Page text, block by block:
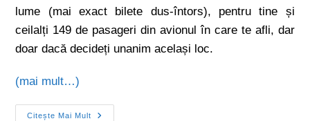
lume (mai exact bilete dus-întors), pentru tine și
ceilalți 149 de pasageri din avionul în care te afli, dar
doar dacă decideți unanim același loc.
(mai mult…)
Citește Mai Mult